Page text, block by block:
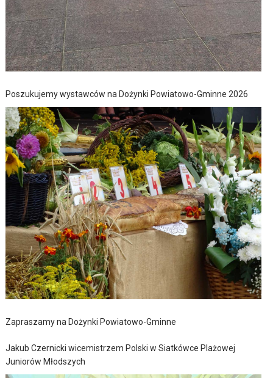
Poszukujemy wystawców na Dożynki Powiatowo-Gminne 2026
Zapraszamy na Dożynki Powiatowo-Gminne
Jakub Czernicki wicemistrzem Polski w Siatkówce Plażowej
Juniorów Młodszych